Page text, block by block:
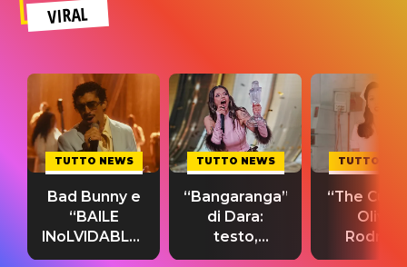
VIRAL
TUTTO NEWS
Bad Bunny e
“BAILE
INoLVIDABLE”:
testo,
TUTTO NEWS
“Bangaranga”
di Dara:
testo,
traduzione e
TUTTO
“The
Olivia
testo,